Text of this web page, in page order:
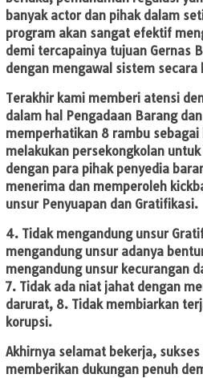
banyak actor dan pihak dalam
program akan sangat efektif
demi tercapainya tujuan Gernas
dengan mengawal sistem secara
Terakhir kami memberi atensi
dalam hal Pengadaan Barang
memperhatikan 8 rambu sebagai
melakukan persekongkolan
dengan para pihak penyedia
menerima dan memperoleh
unsur Penyuapan dan Gratifikasi.
4. Tidak mengandung unsur
mengandung unsur adanya
mengandung unsur kecurangan
7. Tidak ada niat jahat dengan
darurat, 8. Tidak membiarkan
korupsi.
Akhirnya selamat bekerja,
memberikan dukungan penuh